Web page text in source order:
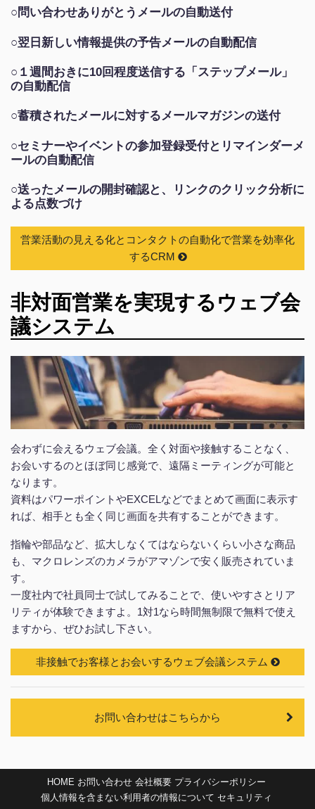
○問い合わせありがとうメールの自動送付
○翌日新しい情報提供の予告メールの自動配信
○１週間おきに10回程度送信する「ステップメール」
の自動配信
○蓄積されたメールに対するメールマガジンの送付
○セミナーやイベントの参加登録受付とリマインダーメ
ールの自動配信
○送ったメールの開封確認と、リンクのクリック分析に
よる点数づけ
営業活動の見える化とコンタクトの自動化で営業を効率化
するCRM
非対面営業を実現するウェブ会
議システム
会わずに会えるウェブ会議。全く対面や接触することなく、
お会いするのとほぼ同じ感覚で、遠隔ミーティングが可能と
なります。
資料はパワーポイントやEXCELなどでまとめて画面に表示す
れば、相手とも全く同じ画面を共有することができます。
指輪や部品など、拡大しなくてはならないくらい小さな商品
も、マクロレンズのカメラがアマゾンで安く販売されていま
す。
一度社内で社員同士で試してみることで、使いやすさとリア
リティが体験できますよ。1対1なら時間無制限で無料で使え
ますから、ぜひお試し下さい。
非接触でお客様とお会いするウェブ会議システム
お問い合わせはこちらから
HOME お問い合わせ 会社概要 プライバシーポリシー
個人情報を含まない利用者の情報について セキュリティ